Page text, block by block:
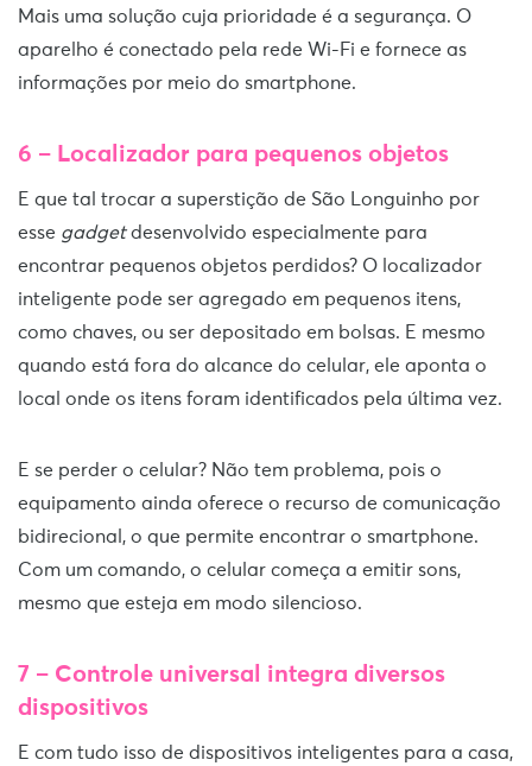
Mais uma solução cuja prioridade é a segurança. O
aparelho é conectado pela rede Wi-Fi e fornece as
informações por meio do smartphone.
6 – Localizador para pequenos objetos
E que tal trocar a superstição de São Longuinho por
esse gadgetdesenvolvido especialmente para
encontrar pequenos objetos perdidos? O localizador
inteligente pode ser agregado em pequenos itens,
como chaves, ou ser depositado em bolsas. E mesmo
quando está fora do alcance do celular, ele aponta o
local onde os itens foram identificados pela última vez.
E se perder o celular? Não tem problema, pois o
equipamento ainda oferece o recurso de comunicação
bidirecional, o que permite encontrar o smartphone.
Com um comando, o celular começa a emitir sons,
mesmo que esteja em modo silencioso.
7 – Controle universal integra diversos
dispositivos
E com tudo isso de dispositivos inteligentes para a casa,